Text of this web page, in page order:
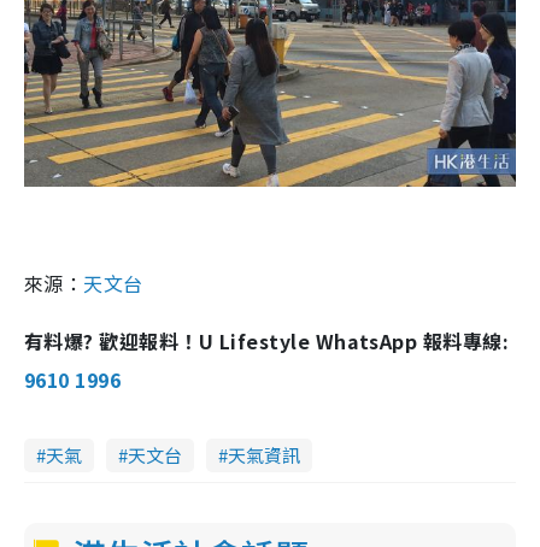
來源： 天文台
有料爆? 歡迎報料！U Lifestyle WhatsApp 報料專線:
9610 1996
天氣 天文台 天氣資訊